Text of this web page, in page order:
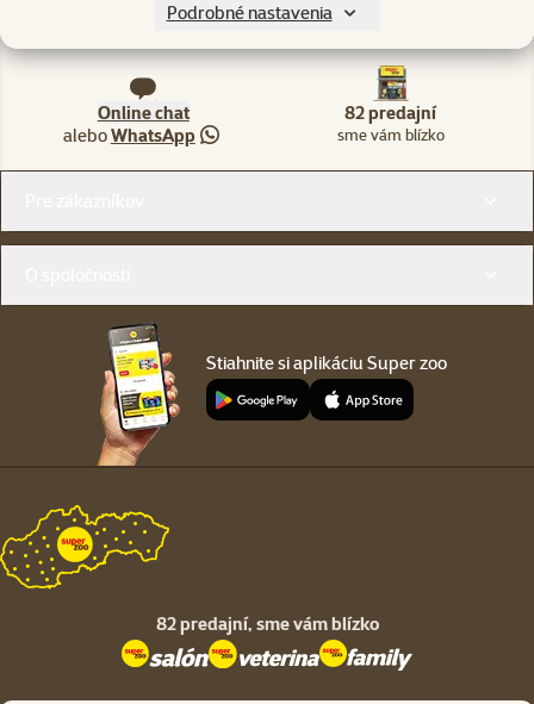
Podrobné nastavenia
Napíšte nám 02/20570200
Online chat
aleboWhatsApp
82 predajní
sme vám blízko
Stiahnite si aplikáciu Super zoo
82 predajní, sme vám blízko